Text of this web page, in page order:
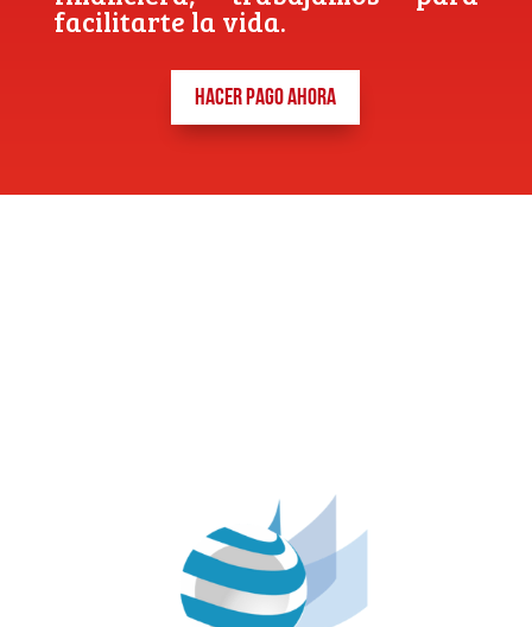
facilitarte la vida.
HACER PAGO AHORA